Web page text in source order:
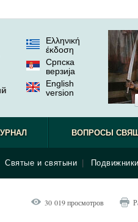
Ελληνική
έκδοση
Српска
верзиjа
English
version
Святые и святыни
ВОПРОСЫ
30 019 просмотров